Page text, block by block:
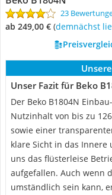
23
ab 249,00 € ( Demnächst
Unser Fazit für Beko
Der Beko B1804N
Nutzinhalt von bis zu
sowie einer
klare Sicht in das
uns das flüsterleise
aufgefallen. Auch wenn
umständlich sein kann,